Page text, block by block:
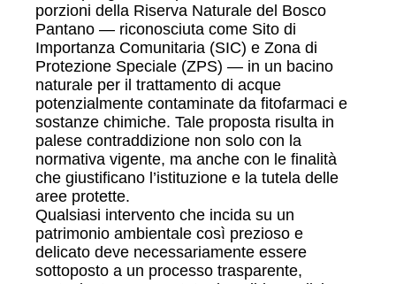
porzioni della Riserva Naturale del Bosco
Pantano — riconosciuta come Sito di
Importanza Comunitaria (SIC) e Zona di
Protezione Speciale (ZPS) — in un bacino
naturale per il trattamento di acque
potenzialmente contaminate da fitofarmaci e
sostanze chimiche. Tale proposta risulta in
palese contraddizione non solo con la
normativa vigente, ma anche con le finalità
che giustificano l’istituzione e la tutela delle
aree protette.
Qualsiasi intervento che incida su un
patrimonio ambientale così prezioso e
delicato deve necessariamente essere
sottoposto a un processo trasparente,